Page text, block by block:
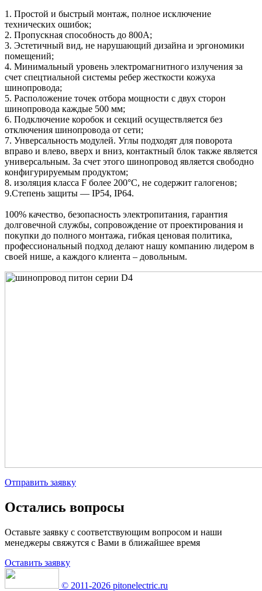
1. Простой и быстрый монтаж, полное исключение
технических ошибок;
2. Пропускная способность до 800А;
3. Эстетичный вид, не нарушающий дизайна и эргономики
помещений;
4. Минимальный уровень электромагнитного излучения за
счет спецтиальной системы ребер жесткости кожуха
шинопровода;
5. Расположение точек отбора мощности с двух сторон
шинопровода каждые 500 мм;
6. Подключение коробок и секций осуществляется без
отключения шинопровода от сети;
7. Унверсальность модулей. Углы подходят для поворота
вправо и влево, вверх и вниз, контактный блок также является
универсальным. За счет этого шинопровод является свободно
конфигурируемым продуктом;
8. изоляция класса F более 200°С, не содержит галогенов;
9.Степень защиты — IP54, IP64.
100% качество, безопасность электропитания, гарантия
долговечной службы, сопровождение от проектирования и
покупки до полного монтажа, гибкая ценовая политика,
профессиональный подход делают нашу компанию лидером в
своей нише, а каждого клиента – довольным.
Отправить заявку
Остались вопросы
Оставьте заявку с соответствующим вопросом и наши
менеджеры свяжутся с Вами в ближайшее время
Оставить заявку
© 2011-2026 pitonelectric.ru